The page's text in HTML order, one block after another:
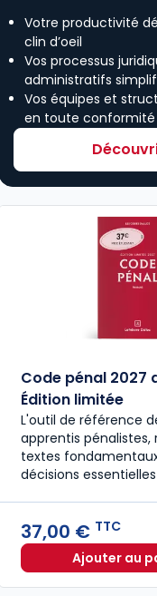
Votre productivité
clin d’oeil
Vos processus
administratifs
Vos équipes et
en toute conformité
€ TTC
Code pénal 2027
Édition limitée
L'outil de référence
apprentis pénalistes,
textes
décisions
37,00 € TTC
Ajouter au